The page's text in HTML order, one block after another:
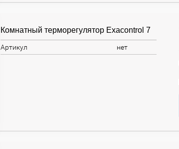
Комнатный терморегулятор Exacontrol 7
Артикул нет